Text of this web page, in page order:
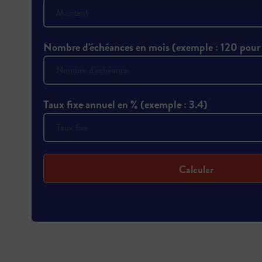
Nombre d'échéances en mois (exemple : 120
Taux fixe annuel en % (exemple : 3.4)
Calculer